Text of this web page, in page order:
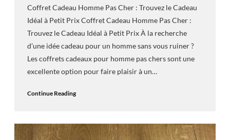
Coffret Cadeau Homme Pas Cher : Trouvez le Cadeau
Idéal à Petit Prix Coffret Cadeau Homme Pas Cher :
Trouvez le Cadeau Idéal à Petit Prix À la recherche
d’une idée cadeau pour un homme sans vous ruiner ?
Les coffrets cadeaux pour homme pas chers sont une
excellente option pour faire plaisir à un…
Continue Reading